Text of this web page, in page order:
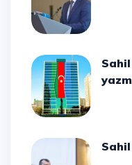
Sahil Babayeva mektub